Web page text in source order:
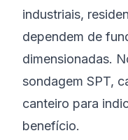
industriais,
dependem de
dimensionadas.
sondagem SPT,
canteiro para
benefício.